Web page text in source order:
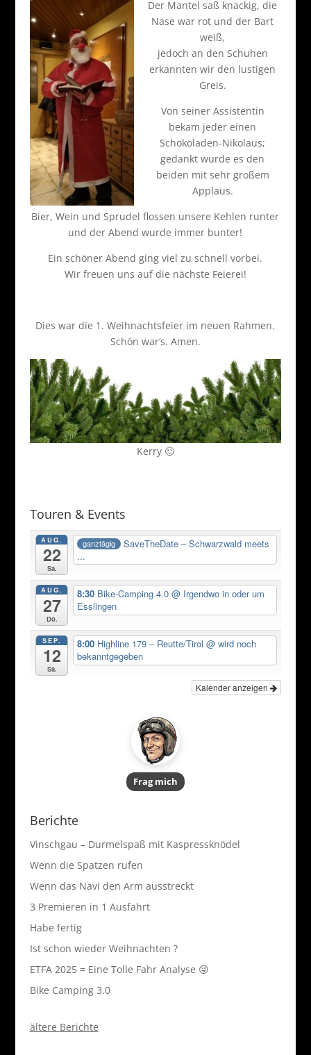
Der Mantel saß knackig, die
Nase war rot und der Bart
weiß,
jedoch an den Schuhen
erkannten wir den lustigen
Greis.
Von seiner Assistentin
bekam jeder einen
Schokoladen-Nikolaus;
gedankt wurde es den
beiden mit sehr großem
Applaus.
Bier, Wein und Sprudel flossen unsere Kehlen runter
und der Abend wurde immer bunter!
Ein schöner Abend ging viel zu schnell vorbei.
Wir freuen uns auf die nächste Feierei!
Dies war die 1. Weihnachtsfeier im neuen Rahmen.
Schön war‘s. Amen.
Kerry 🙂
Touren & Events
AUG.
22
Sa.
ganztägig
SaveTheDate – Schwarzwald meets
...
AUG.
27
Do.
8:30 Bike-Camping 4.0@ Irgendwo in oder um
Esslingen
SEP.
12
Sa.
8:00 Highline 179 – Reutte/Tirol@ wird noch
bekanntgegeben
Kalender anzeigen
Frag mich
Berichte
Vinschgau – Durmelspaß mit Kaspressknödel
Wenn die Spatzen rufen
Wenn das Navi den Arm ausstreckt
3 Premieren in 1 Ausfahrt
Habe fertig
Ist schon wieder Weihnachten ?
ETFA 2025 = Eine Tolle Fahr Analyse 😜
Bike Camping 3.0
ältere Berichte